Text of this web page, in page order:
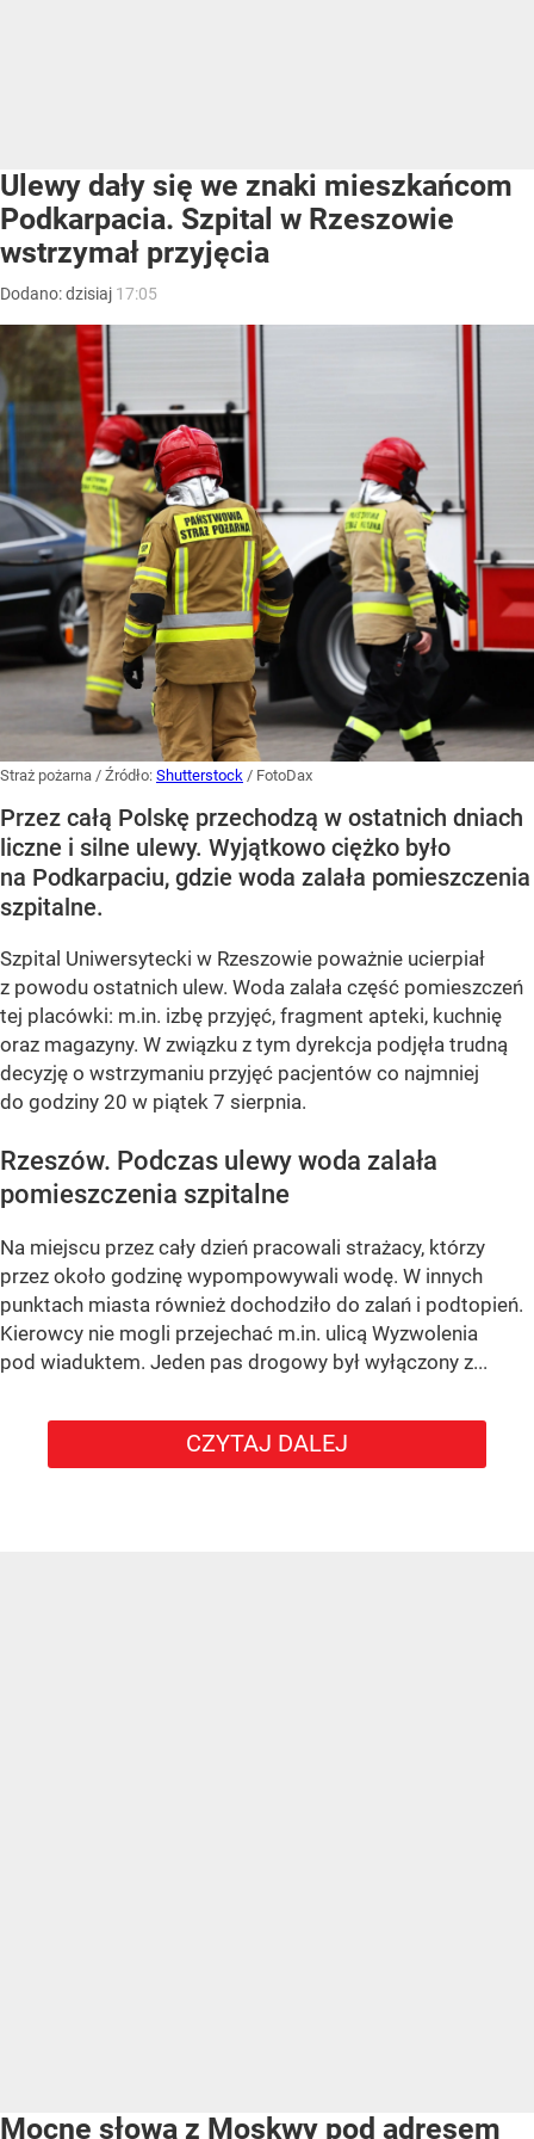
Ulewy dały się we znaki mieszkańcom
Podkarpacia. Szpital w Rzeszowie
wstrzymał przyjęcia
Dodano:dzisiaj 17:05
Straż pożarna / Źródło: Shutterstock / FotoDax
Przez całą Polskę przechodzą w ostatnich dniach
liczne i silne ulewy. Wyjątkowo ciężko było
na Podkarpaciu, gdzie woda zalała pomieszczenia
szpitalne.
Szpital Uniwersytecki w Rzeszowie poważnie ucierpiał
z powodu ostatnich ulew. Woda zalała część pomieszczeń
tej placówki: m.in. izbę przyjęć, fragment apteki, kuchnię
oraz magazyny. W związku z tym dyrekcja podjęła trudną
decyzję o wstrzymaniu przyjęć pacjentów co najmniej
do godziny 20 w piątek 7 sierpnia.
Rzeszów. Podczas ulewy woda zalała
pomieszczenia szpitalne
Na miejscu przez cały dzień pracowali strażacy, którzy
przez około godzinę wypompowywali wodę. W innych
punktach miasta również dochodziło do zalań i podtopień.
Kierowcy nie mogli przejechać m.in. ulicą Wyzwolenia
pod wiaduktem. Jeden pas drogowy był wyłączony z...
CZYTAJ DALEJ
Mocne słowa z Moskwy pod adresem